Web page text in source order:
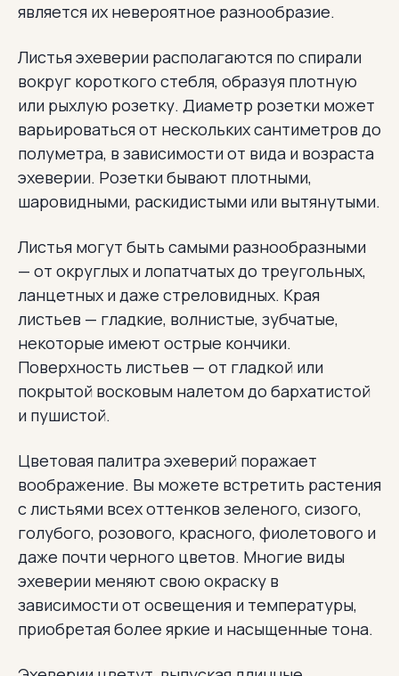
является их невероятное разнообразие.
Листья эхеверии располагаются по спирали
вокруг короткого стебля, образуя плотную
или рыхлую розетку. Диаметр розетки может
варьироваться от нескольких сантиметров до
полуметра, в зависимости от вида и возраста
эхеверии. Розетки бывают плотными,
шаровидными, раскидистыми или вытянутыми.
Листья могут быть самыми разнообразными
— от округлых и лопатчатых до треугольных,
ланцетных и даже стреловидных. Края
листьев — гладкие, волнистые, зубчатые,
некоторые имеют острые кончики.
Поверхность листьев — от гладкой или
покрытой восковым налетом до бархатистой
и пушистой.
Цветовая палитра эхеверий поражает
воображение. Вы можете встретить растения
с листьями всех оттенков зеленого, сизого,
голубого, розового, красного, фиолетового и
даже почти черного цветов. Многие виды
эхеверии меняют свою окраску в
зависимости от освещения и температуры,
приобретая более яркие и насыщенные тона.